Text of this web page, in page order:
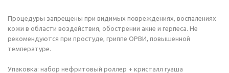
Процедуры запрещены при видимых повреждениях, воспалениях
кожи в области воздействия, обострении акне и герпеса. Не
рекомендуются при простуде, гриппе ОРВИ, повышенной
температуре.
Упаковка: набор нефритовый роллер + кристалл гуаша